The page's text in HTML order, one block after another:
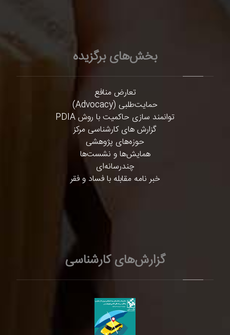
بخش‌های برگزیده
تعارض منافع
حمایت‌طلبی (Advocacy)
توانمند سازی حاکمیت با روش PDIA
گزارش های کارشناسی مرکز
حوزه‌های پژوهشی
همایش‌ها و نشست‌ها
چندرسانه‌ای
خبر نامه مقابله با فساد و فقر
گزارش‌های کارشناسی